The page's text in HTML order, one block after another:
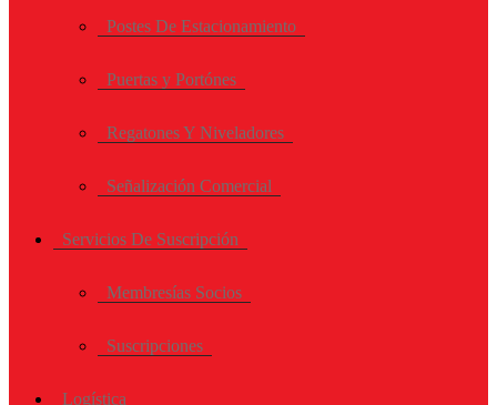
Postes De Estacionamiento
Puertas y Portónes
Regatones Y Niveladores
Señalización Comercial
Servicios De Suscripción
Membresías Socios
Suscripciones
Logística